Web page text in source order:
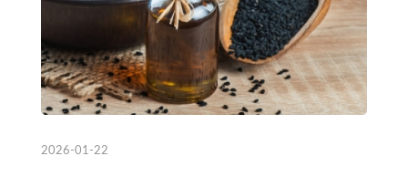
2026-01-22